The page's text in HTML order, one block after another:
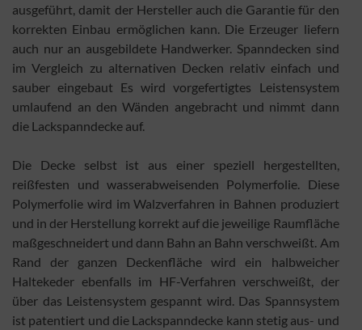
ausgeführt, damit der Hersteller auch die Garantie für den
korrekten Einbau ermöglichen kann. Die Erzeuger liefern
auch nur an ausgebildete Handwerker. Spanndecken sind
im Vergleich zu alternativen Decken relativ einfach und
sauber eingebaut Es wird vorgefertigtes Leistensystem
umlaufend an den Wänden angebracht und nimmt dann
die Lackspanndecke auf.
Die Decke selbst ist aus einer speziell hergestellten,
reißfesten und wasserabweisenden Polymerfolie. Diese
Polymerfolie wird im Walzverfahren in Bahnen produziert
und in der Herstellung korrekt auf die jeweilige Raumfläche
maßgeschneidert und dann Bahn an Bahn verschweißt. Am
Rand der ganzen Deckenfläche wird ein halbweicher
Haltekeder ebenfalls im HF-Verfahren verschweißt, der
über das Leistensystem gespannt wird. Das Spannsystem
ist patentiert und die Lackspanndecke kann stetig aus- und